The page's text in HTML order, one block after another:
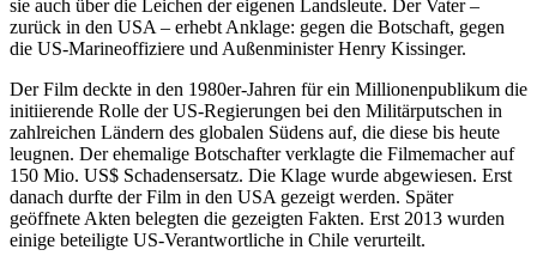
sie auch über die Leichen der eigenen Landsleute. Der Vater –
zurück in den USA – erhebt Anklage: gegen die Botschaft, gegen
die US-Marineoffiziere und Außenminister Henry Kissinger.
Der Film deckte in den 1980er-Jahren für ein Millionenpublikum die
initiierende Rolle der US-Regierungen bei den Militärputschen in
zahlreichen Ländern des globalen Südens auf, die diese bis heute
leugnen. Der ehemalige Botschafter verklagte die Filmemacher auf
150 Mio. US$ Schadensersatz. Die Klage wurde abgewiesen. Erst
danach durfte der Film in den USA gezeigt werden. Später
geöffnete Akten belegten die gezeigten Fakten. Erst 2013 wurden
einige beteiligte US-Verantwortliche in Chile verurteilt.